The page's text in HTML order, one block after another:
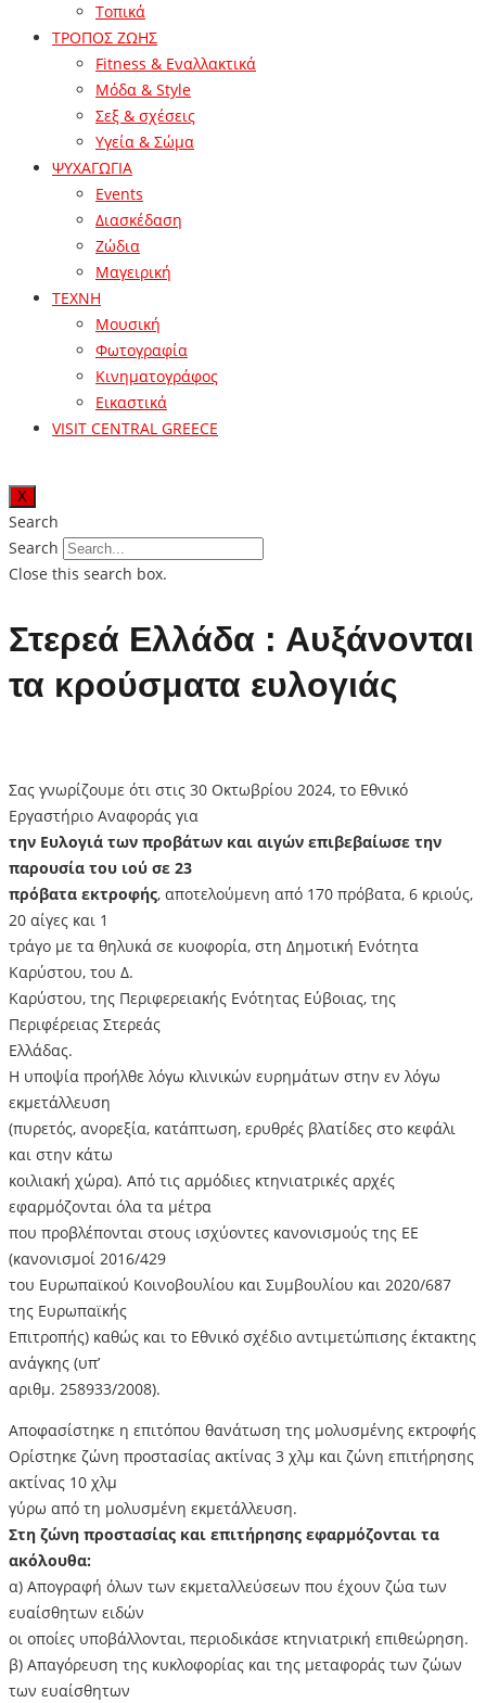
Τοπικά
ΤΡΟΠΟΣ ΖΩΗΣ
Fitness & Εναλλακτικά
Μόδα & Style
Σεξ & σχέσεις
Υγεία & Σώμα
ΨΥΧΑΓΩΓΙΑ
Events
Διασκέδαση
Ζώδια
Μαγειρική
ΤΕΧΝΗ
Μουσική
Φωτογραφία
Κινηματογράφος
Εικαστικά
VISIT CENTRAL GREECE
X
Search
Search
Close this search box.
Στερεά Ελλάδα : Αυξάνονται
τα κρούσματα ευλογιάς
Σας γνωρίζουμε ότι στις 30 Οκτωβρίου 2024, το Εθνικό
Εργαστήριο Αναφοράς για
την Ευλογιά των προβάτων και αιγών επιβεβαίωσε την
παρουσία του ιού σε 23
πρόβατα εκτροφής, αποτελούμενη από 170 πρόβατα, 6 κριούς,
20 αίγες και 1
τράγο με τα θηλυκά σε κυοφορία, στη Δημοτική Ενότητα
Καρύστου, του Δ.
Καρύστου, της Περιφερειακής Ενότητας Εύβοιας, της
Περιφέρειας Στερεάς
Ελλάδας.
Η υποψία προήλθε λόγω κλινικών ευρημάτων στην εν λόγω
εκμετάλλευση
(πυρετός, ανορεξία, κατάπτωση, ερυθρές βλατίδες στο κεφάλι
και στην κάτω
κοιλιακή χώρα). Από τις αρμόδιες κτηνιατρικές αρχές
εφαρμόζονται όλα τα μέτρα
που προβλέπονται στους ισχύοντες κανονισμούς της ΕΕ
(κανονισμοί 2016/429
του Ευρωπαϊκού Κοινοβουλίου και Συμβουλίου και 2020/687
της Ευρωπαϊκής
Επιτροπής) καθώς και το Εθνικό σχέδιο αντιμετώπισης έκτακτης
ανάγκης (υπ’
αριθμ. 258933/2008).
Αποφασίστηκε η επιτόπου θανάτωση της μολυσμένης εκτροφής
Ορίστηκε ζώνη προστασίας ακτίνας 3 χλμ και ζώνη επιτήρησης
ακτίνας 10 χλμ
γύρω από τη μολυσμένη εκμετάλλευση.
Στη ζώνη προστασίας και επιτήρησης εφαρμόζονται τα
ακόλουθα:
α) Απογραφή όλων των εκμεταλλεύσεων που έχουν ζώα των
ευαίσθητων ειδών
οι οποίες υποβάλλονται, περιοδικάσε κτηνιατρική επιθεώρηση.
β) Απαγόρευση της κυκλοφορίας και της μεταφοράς των ζώων
των ευαίσθητων